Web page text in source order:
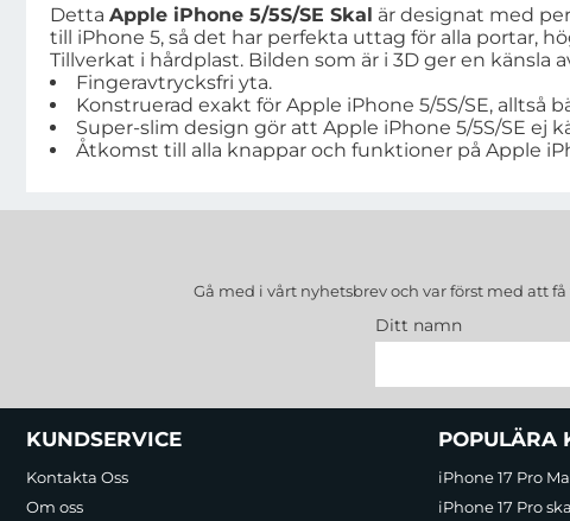
Produktbeskrivning
Detta Apple iPhone 5/5S/SE Skal är designat med
till iPhone 5, så det har perfekta uttag för alla portar,
Tillverkat i hårdplast. Bilden som är i 3D ger en känsla
Fingeravtrycksfri yta.
Konstruerad exakt för Apple iPhone 5/5S/SE, alltså
Super-slim design gör att Apple iPhone 5/5S/SE
Åtkomst till alla knappar och funktioner på Apple
Gå med i vårt nyhetsbrev och var först med att
Ditt namn
Sidfot Blandad info och länkar
KUNDSERVICE
Kontakta Oss
Om oss
POPULÄRA
iPhone 17 Pro
iPhone 17 Pro